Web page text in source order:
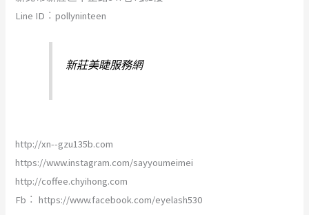
Line ID︰pollyninteen
新莊美睫服務網
http://xn--gzu135b.com
https://www.instagram.com/sayyoumeimei
http://coffee.chyihong.com
Fb︰ https://www.facebook.com/eyelash530